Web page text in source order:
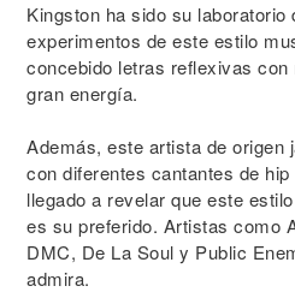
Kingston ha sido su laboratorio
experimentos de este estilo
concebido letras reflexivas
gran energía.
Además, este artista de origen
con diferentes cantantes de
llegado a revelar que este
es su preferido. Artistas como
DMC, De La Soul y Public
admira.